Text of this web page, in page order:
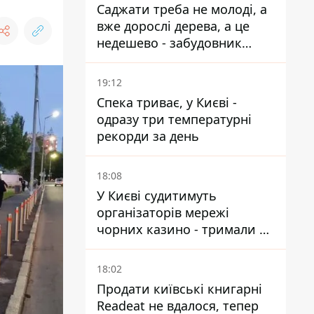
Саджати треба не молоді, а
вже дорослі дерева, а це
недешево - забудовник
Ніконов
19:12
Спека триває, у Києві -
одразу три температурні
рекорди за день
18:08
У Києві судитимуть
організаторів мережі
чорних казино - тримали 39
закладів
18:02
Продати київські книгарні
Readeat не вдалося, тепер